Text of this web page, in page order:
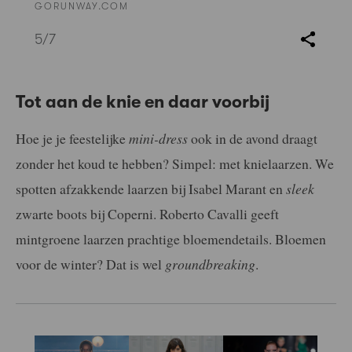
GORUNWAY.COM
5/7
Tot aan de knie en daar voorbij
Hoe je je feestelijke mini-dressook in de avond draagt
zonder het koud te hebben? Simpel: met knielaarzen. We
spotten afzakkende laarzen bij Isabel Marant en sleek
zwarte boots bij Coperni. Roberto Cavalli geeft
mintgroene laarzen prachtige bloemendetails. Bloemen
voor de winter? Dat is wel groundbreaking.